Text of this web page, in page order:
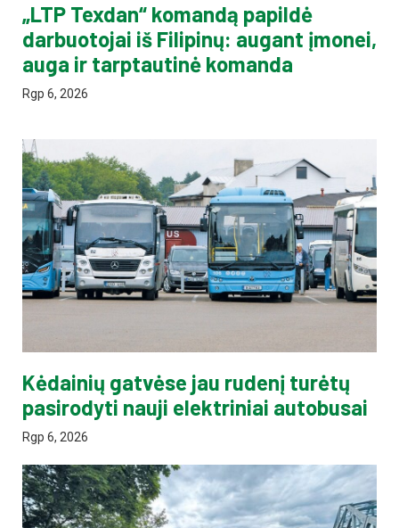
„LTP Texdan“ komandą papildė
darbuotojai iš Filipinų: augant įmonei,
auga ir tarptautinė komanda
Rgp 6, 2026
Kėdainių gatvėse jau rudenį turėtų
pasirodyti nauji elektriniai autobusai
Rgp 6, 2026